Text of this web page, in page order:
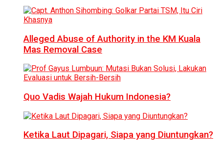
Alleged Abuse of Authority in the KM Kuala
Mas Removal Case
Quo Vadis Wajah Hukum Indonesia?
Ketika Laut Dipagari, Siapa yang Diuntungkan?